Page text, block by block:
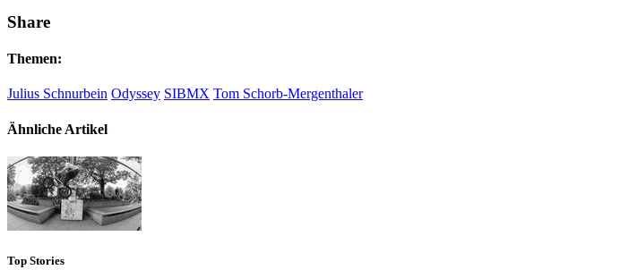
Share
Themen:
Julius Schnurbein Odyssey SIBMX Tom Schorb-Mergenthaler
Ähnliche Artikel
Top Stories